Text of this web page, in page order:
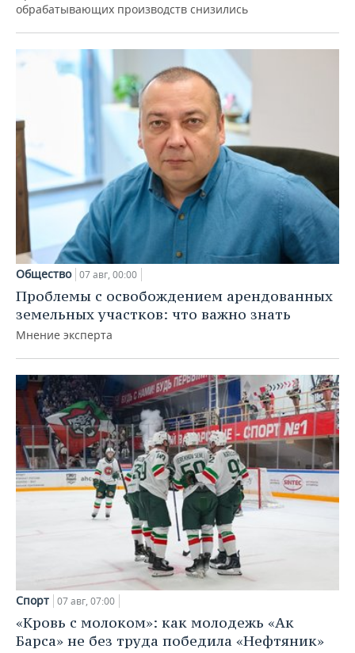
обрабатывающих производств снизились
Общество 07 авг, 00:00
Проблемы с освобождением арендованных
земельных участков: что важно знать
Мнение эксперта
Спорт 07 авг, 07:00
«Кровь с молоком»: как молодежь «Ак
Барса» не без труда победила «Нефтяник»